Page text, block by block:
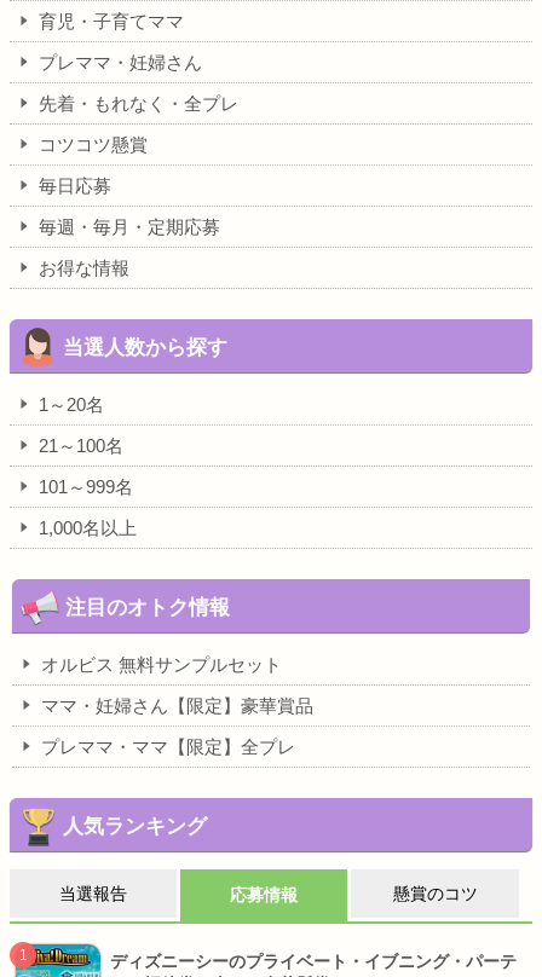
育児・子育てママ
プレママ・妊婦さん
先着・もれなく・全プレ
コツコツ懸賞
毎日応募
毎週・毎月・定期応募
お得な情報
当選人数から探す
1～20名
21～100名
101～999名
1,000名以上
注目のオトク情報
オルビス 無料サンプルセット
ママ・妊婦さん【限定】豪華賞品
プレママ・ママ【限定】全プレ
人気ランキング
当選報告 応募情報 懸賞のコツ
ディズニーシーのプライベート・イブニング・パーテ